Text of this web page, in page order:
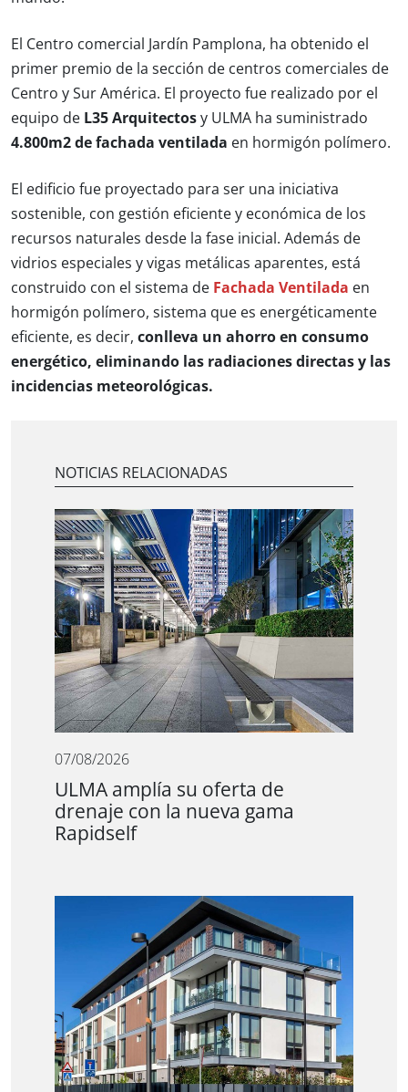
El Centro comercial Jardín Pamplona, ha obtenido el
primer premio de la sección de centros comerciales de
Centro y Sur América. El proyecto fue realizado por el
equipo de L35 Arquitectos y ULMA ha suministrado
4.800m2 de fachada ventilada en hormigón polímero.
El edificio fue proyectado para ser una iniciativa
sostenible, con gestión eficiente y económica de los
recursos naturales desde la fase inicial. Además de
vidrios especiales y vigas metálicas aparentes, está
construido con el sistema de Fachada Ventilada en
hormigón polímero, sistema que es energéticamente
eficiente, es decir, conlleva un ahorro en consumo
energético, eliminando las radiaciones directas y las
incidencias meteorológicas.
NOTICIAS RELACIONADAS
07/08/2026
ULMA amplía su oferta de
drenaje con la nueva gama
Rapidself